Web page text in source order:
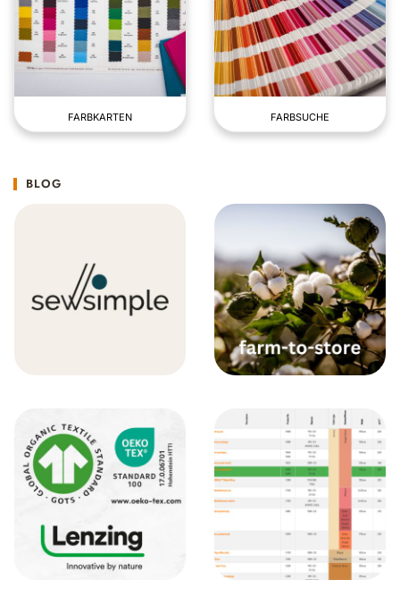
FARBKARTEN FARBSUCHE
BLOG